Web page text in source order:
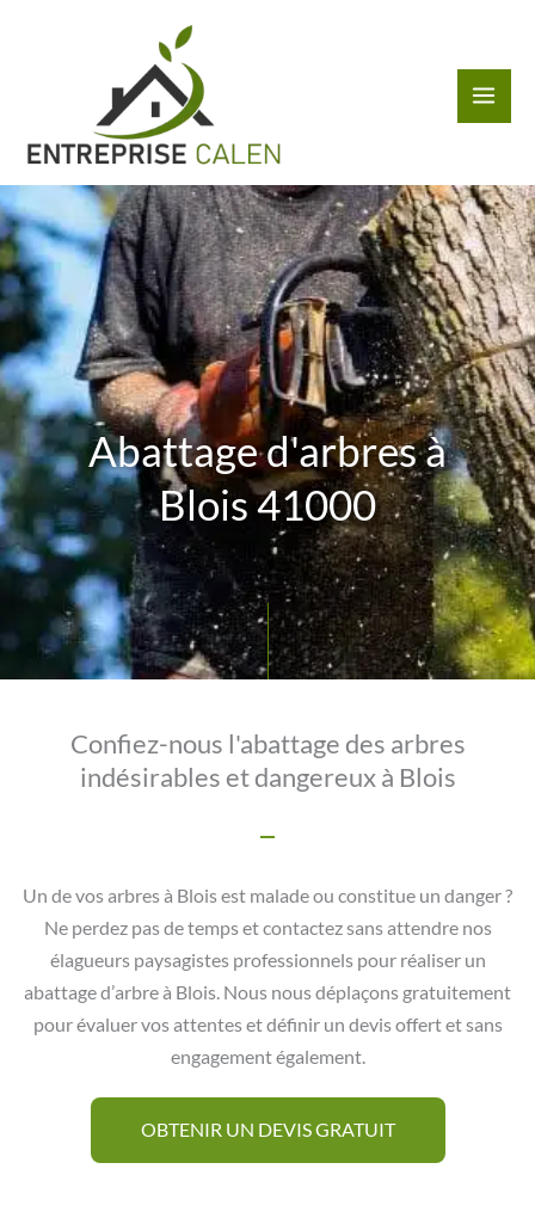
Abattage d'arbres à
Blois 41000
Confiez-nous l'abattage des arbres
indésirables et dangereux à Blois
Un de vos arbres à Blois est malade ou constitue un danger ?
Ne perdez pas de temps et contactez sans attendre nos
élagueurs paysagistes professionnels pour réaliser un
abattage d’arbre à Blois. Nous nous déplaçons gratuitement
pour évaluer vos attentes et définir un devis offert et sans
engagement également.
OBTENIR UN DEVIS GRATUIT